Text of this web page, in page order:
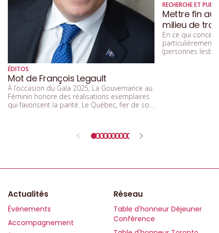
ÉDITOS
Mot de François Legault
À l’occasion du Gala 2025, La Gouvernance au
Féminin honore des réalisations exemplaires
qui favorisent la parité. Le Québec, fier de son
RECHERCHE ET
Mettre fin au
milieu de
En ce qui
particulièrement
(personnes
Actualités
Événements
Accompagnement
Réseau
Table d'honneur Déjeuner
Conférence